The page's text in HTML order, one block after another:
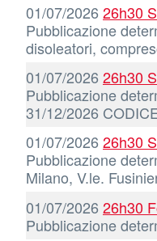
01/07/202626h30
Pubblicazione
disoleatori,
01/07/2026 26h30
Pubblicazione
31/12/2026
01/07/202626h30
Pubblicazione
Milano, V.le.
01/07/2026 26h30
Pubblicazione